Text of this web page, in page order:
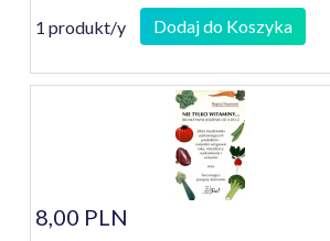
1 produkt/y Dodaj do Koszyka
8,00 PLN